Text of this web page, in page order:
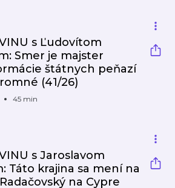
s Ľudovítom
Smer je majster
štátnych peňazí
(41/26)
45 min
s Jaroslavom
Táto krajina sa mení na
na Cypre